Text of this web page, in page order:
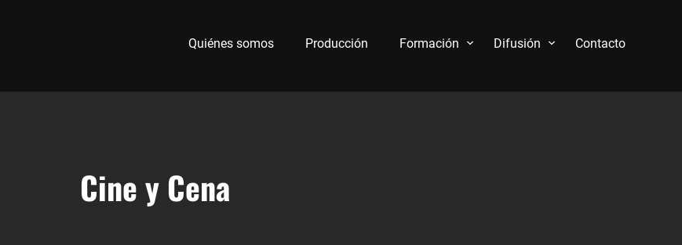
Quiénes somos Producción Formación Difusión Contacto
Cine y Cena